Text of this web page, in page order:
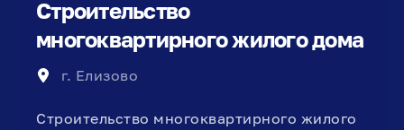
Строительство
многоквартирного жилого дома
г. Елизово
Строительство многоквартирного жилого